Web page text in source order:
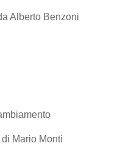
Alberto Benzoni
Mario Monti